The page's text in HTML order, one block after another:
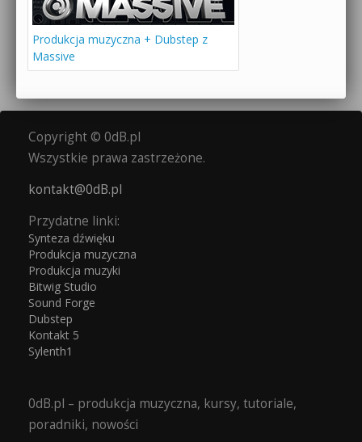
Produkcja muzyczna + Dubstep z
Massive
Copyright © 0dB.pl
Wszystkie prawa zastrzeżone.
kontakt@0dB.pl
Przydatne linki:
Synteza dźwięku
Produkcja muzyczna
Produkcja muzyki
Bitwig Studio
Sound Forge
Dubstep
Kontakt 5
Sylenth1
0dB.pl – produkcja muzyczna, kursy, tutoriale,
poradniki, nowości